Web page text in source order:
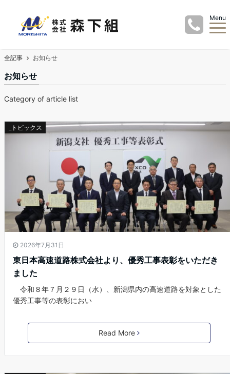
Menu
全記事 お知らせ
お知らせ
Category of article list
_トピックス
2026年7月31日
東日本高速道路株式会社より、優秀工事表彰をいただき
ました
令和８年７月２９日（水）、新潟県内の高速道路を対象とした
優秀工事等の表彰におい
Read More